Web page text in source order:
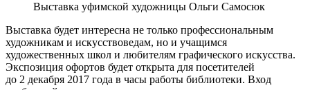
Выставка уфимской художницы Ольги Самосюк
Выставка будет интересна не только профессиональным
художникам и искусствоведам, но и учащимся
художественных школ и любителям графического искусства.
Экспозиция офортов будет открыта для посетителей
до 2 декабря 2017 года в часы работы библиотеки. Вход